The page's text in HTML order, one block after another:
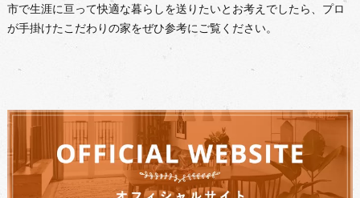
市で生涯に亘って快適な暮らしを送りたいとお考えでしたら、プロ
が手掛けたこだわりの家をぜひ参考にご覧ください。